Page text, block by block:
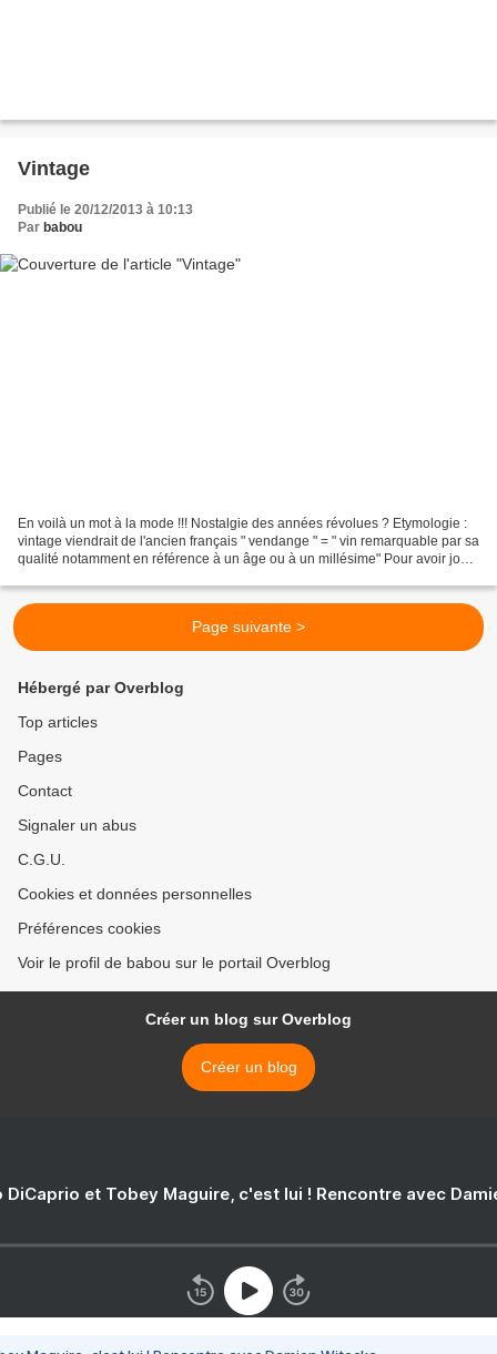
Vintage
Publié le 20/12/2013 à 10:13
Par babou
En voilà un mot à la mode !!! Nostalgie des années révolues ? Etymologie :
vintage viendrait de l'ancien français " vendange " = " vin remarquable par sa
qualité notamment en référence à un âge ou à un millésime" Pour avoir joué
Page suivante >
Hébergé par Overblog
Top articles
Pages
Contact
Signaler un abus
C.G.U.
Cookies et données personnelles
Préférences cookies
Voir le profil de babou sur le portail Overblog
Créer un blog sur Overblog
Créer un blog
DiCaprio et Tobey Maguire, c'est lui ! Rencontre avec